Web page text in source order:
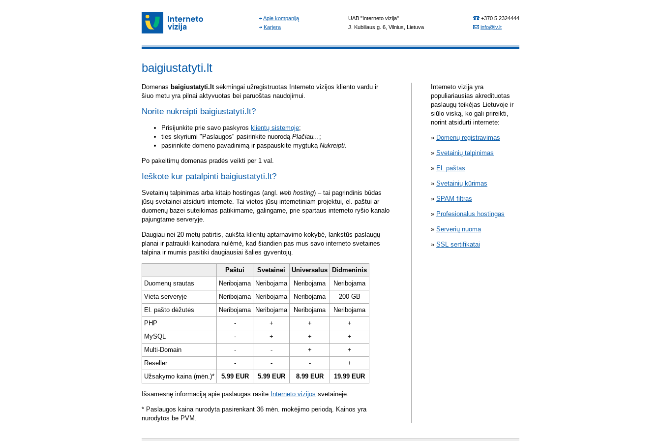
baigiustatyti.lt
Domenas baigiustatyti.ltsėkmingai užregistruotas Interneto vizijos kliento vardu ir
šiuo metu yra pilnai aktyvuotas bei paruoštas naudojimui.
Norite nukreipti baigiustatyti.lt?
Prisijunkite prie savo paskyros klientų sistemoje;
ties skyriumi "Paslaugos" pasirinkite nuorodą Plačiau... ;
pasirinkite domeno pavadinimą ir paspauskite mygtuką Nukreipti.
Po pakeitimų domenas pradės veikti per 1 val.
Ieškote kur patalpinti baigiustatyti.lt?
Svetainių talpinimas arba kitaip hostingas (angl. web hosting) – tai pagrindinis būdas
jūsų svetainei atsidurti internete. Tai vietos jūsų internetiniam projektui, el. paštui ar
duomenų bazei suteikimas patikimame, galingame, prie spartaus interneto ryšio kanalo
pajungtame serveryje.
Daugiau nei 20 metų patirtis, aukšta klientų aptarnavimo kokybė, lankstūs paslaugų
planai ir patraukli kainodara nulėmė, kad šiandien pas mus savo interneto svetaines
talpina ir mumis pasitiki daugiausiai šalies gyventojų.
Paštui Svetainei Universalus
Didmeninis
Duomenų srautas
Neribojama Neribojama Neribojama
Neribojama
Vieta serveryje
Neribojama Neribojama Neribojama
200 GB
El. pašto dėžutės
Neribojama Neribojama Neribojama
Neribojama
PHP
- + +
+
MySQL
- + +
+
Multi-Domain
- - +
+
Reseller
- - -
+
Užsakymo kaina (mėn.)*
5.99 EUR 5.99 EUR 8.99 EUR 19.99 EUR
Išsamesnę informaciją apie paslaugas rasite Interneto vizijos svetainėje.
* Paslaugos kaina nurodyta pasirenkant 36 mėn. mokėjimo periodą. Kainos yra
nurodytos be PVM.
Interneto vizija yra
populiariausias akredituotas
paslaugų teikėjas Lietuvoje ir
siūlo viską, ko gali prireikti,
norint atsidurti internete:
Domenų registravimas
Svetainių talpinimas
El. paštas
Svetainių kūrimas
SPAM filtras
Profesionalus hostingas
Serverių nuoma
SSL sertifikatai